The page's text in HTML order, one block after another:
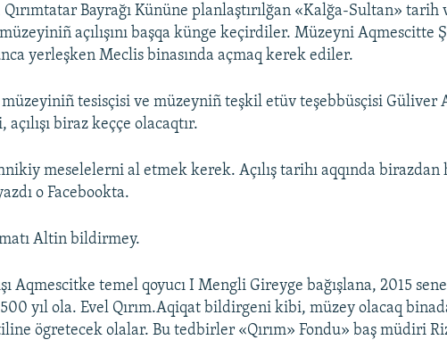
Bayrağı Kününe planlaştırılğan «Kalğa-Sultan» tarih
açılışını başqa künge keçirdiler. Müzeyni Aqmescitte
yerleşken Meclis binasında açmaq kerek ediler.
müzeyiniñ tesisçisi ve müzeyniñ teşkil etüv teşebbüsçisi Güliver
açılışı biraz keççe olacaqtır.
meselelerni al etmek kerek. Açılış tarihı aqqında birazdan
o Facebookta.
Altin bildirmey.
Aqmescitke temel qoyucı I Mengli Gireyge bağışlana, 2015
yıl ola. Evel Qırım.Aqiqat bildirgeni kibi, müzey olacaq
ögretecek olalar. Bu tedbirler «Qırım» Fondu» baş müdiri